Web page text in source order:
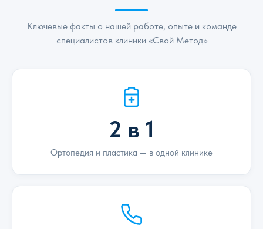
Ключевые факты о нашей работе, опыте и команде
специалистов клиники «Свой Метод»
2 в 1
Ортопедия и пластика — в одной клинике